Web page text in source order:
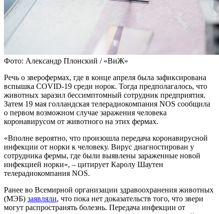
Фото: Александр Плонский / «ВиЖ»
Речь о зверофермах, где в конце апреля была зафиксирована
вспышка COVID-19 среди норок. Тогда предполагалось, что
животных заразил бессимптомный сотрудник предприятия.
Затем 19 мая голландская телерадиокомпания NOS сообщила
о первом возможном случае заражения человека
коронавирусом от животного на этих фермах.
«Вполне вероятно, что произошла передача коронавирусной
инфекции от норки к человеку. Вирус диагностирован у
сотрудника фермы, где были выявлены зараженные новой
инфекцией норки», – цитирует Каролу Шаутен
телерадиокомпания NOS.
Ранее во Всемирной организации здравоохранения животных
(МЭБ) заявляли, что пока нет доказательств того, что звери
могут распространять болезнь. Передача инфекции от